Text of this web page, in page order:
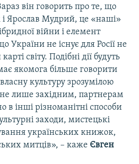
він говорить про те, що
Ярослав Мудрий, це «наші»
війни і елемент
України не існує для Росії не
світу. Подібні дії будуть
якомога більше говорити
культуру зрозумілою
лише західним, партнерам
в інші різноманітні способи
заходи, мистецькі
українських книжок,
митців», – каже Євген